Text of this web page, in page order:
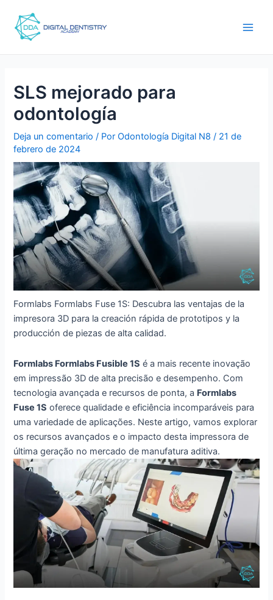
contenido
SLS mejorado para
odontología
Deja un comentario / PorOdontología Digital N8/ 21 de
febrero de 2024
Formlabs Formlabs Fuse 1S: Descubra las ventajas de la
impresora 3D para la creación rápida de prototipos y la
producción de piezas de alta calidad.
Formlabs Formlabs Fusible 1S é a mais recente inovação
em impressão 3D de alta precisão e desempenho. Com
tecnologia avançada e recursos de ponta, a Formlabs
Fuse 1S oferece qualidade e eficiência incomparáveis para
uma variedade de aplicações. Neste artigo, vamos explorar
os recursos avançados e o impacto desta impressora de
última geração no mercado de manufatura aditiva.
de
entradas